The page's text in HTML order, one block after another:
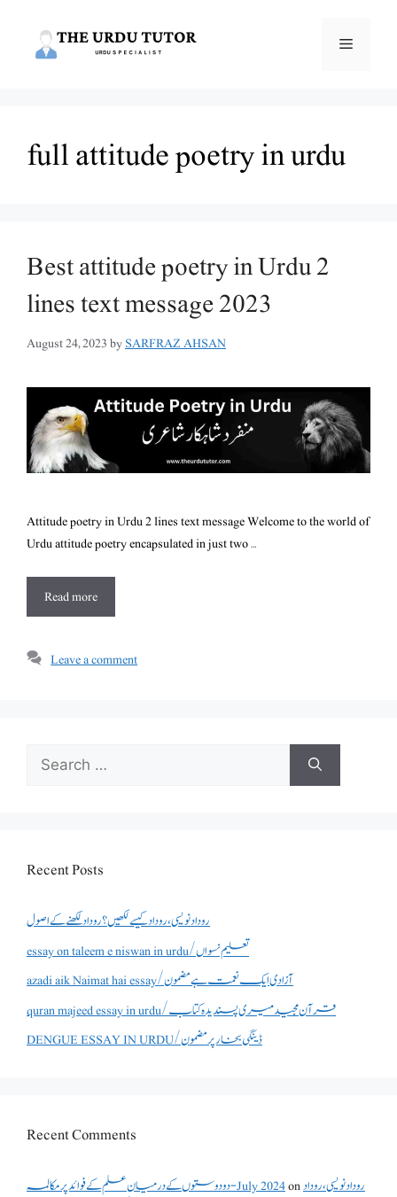
Menu
full attitude poetry in urdu
Best attitude poetry in Urdu 2
lines text message 2023
August 24, 2023bySARFRAZ AHSAN
Attitude poetry in Urdu 2 lines text message Welcome to the world of
Urdu attitude poetry encapsulated in just two …
Read more
Leave a comment
Search
for:
Recent Posts
روداد نویسی ،روداد کیسے لکھیں؟ روداد لکھنے کے اصول
essay on taleem e niswan in urdu/تعلیم نسواں
azadi aik Naimat hai essay/آزادی ایک نعمت ہے مضمون
quran majeed essay in urdu/قرآن مجید میری پسندیدہ کتاب
DENGUE ESSAY IN URDU/ڈینگی بخار پر مضمون
Recent Comments
دو دوستوں کے درمیان علم کے فوائد پر مکالمہ - July 2024onروداد نویسی ،روداد